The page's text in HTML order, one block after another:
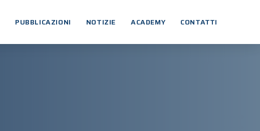
PUBBLICAZIONI NOTIZIE ACADEMY CONTATTI